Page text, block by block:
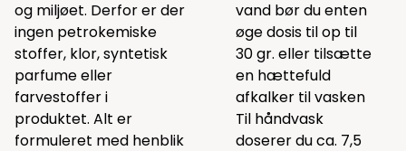
og miljøet. Derfor er der
ingen petrokemiske
stoffer, klor, syntetisk
parfume eller
farvestoffer i
produktet. Alt er
formuleret med henblik
vand bør du enten
øge dosis til op til
30 gr. eller tilsætte
en hættefuld
afkalker til vasken
Til håndvask
doserer du ca. 7,5